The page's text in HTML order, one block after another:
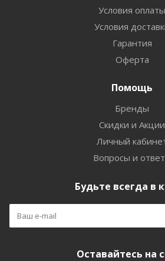
Условия оплаты
Условия
Гарантия
Оферта
Помощь
Бренды
Скидки и Акции
Личный
Вопросы и
Будьте всегда в
Оставайтесь на